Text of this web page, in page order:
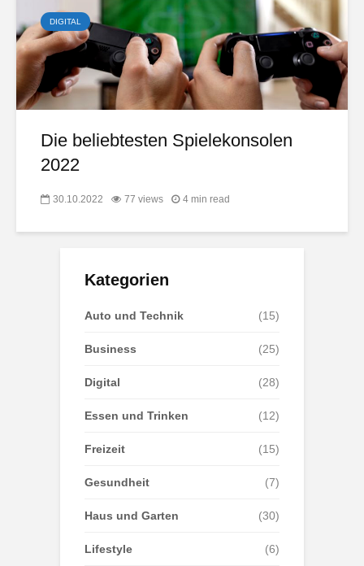
DIGITAL
Die beliebtesten Spielekonsolen
2022
30.10.2022 77 views 4 min read
Kategorien
Auto und Technik (15)
Business (25)
Digital (28)
Essen und Trinken (12)
Freizeit (15)
Gesundheit (7)
Haus und Garten (30)
Lifestyle (6)